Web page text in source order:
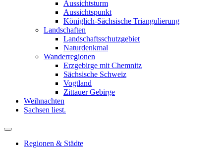
Aussichtsturm
Aussichtspunkt
Königlich-Sächsische Triangulierung
Landschaften
Landschaftsschutzgebiet
Naturdenkmal
Wanderregionen
Erzgebirge mit Chemnitz
Sächsische Schweiz
Vogtland
Zittauer Gebirge
Weihnachten
Sachsen liest.
Regionen & Städte